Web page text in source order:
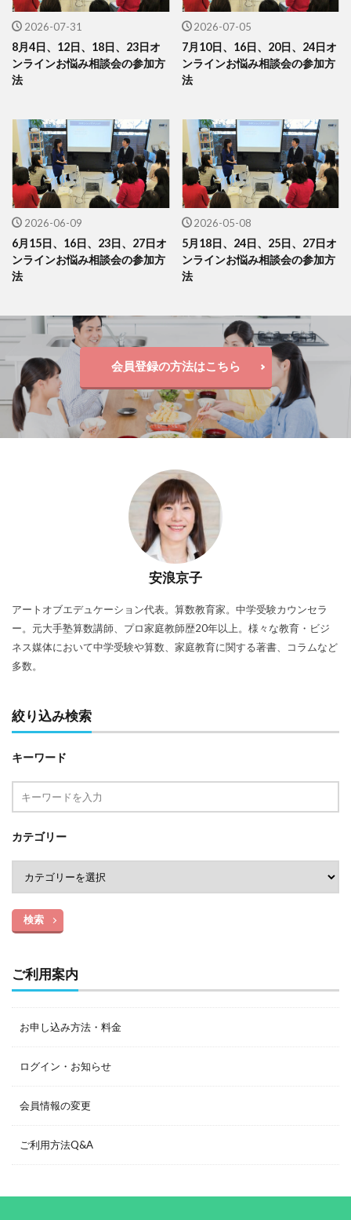
2026-07-31
8月4日、12日、18日、23日オ
ンラインお悩み相談会の参加方
法
2026-07-05
7月10日、16日、20日、24日オ
ンラインお悩み相談会の参加方
法
2026-06-09
6月15日、16日、23日、27日オ
ンラインお悩み相談会の参加方
法
2026-05-08
5月18日、24日、25日、27日オ
ンラインお悩み相談会の参加方
法
会員登録の方法はこちら
安浪京子
アートオブエデュケーション代表。算数教育家。中学受験カウンセラ
ー。元大手塾算数講師、プロ家庭教師歴20年以上。様々な教育・ビジ
ネス媒体において中学受験や算数、家庭教育に関する著書、コラムなど
多数。
絞り込み検索
キーワード
カテゴリー
検索
ご利用案内
お申し込み方法・料金
ログイン・お知らせ
会員情報の変更
ご利用方法Q&A